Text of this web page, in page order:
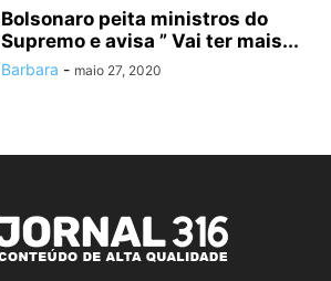
Bolsonaro peita ministros do
Supremo e avisa ” Vai ter mais...
Barbara - maio 27, 2020